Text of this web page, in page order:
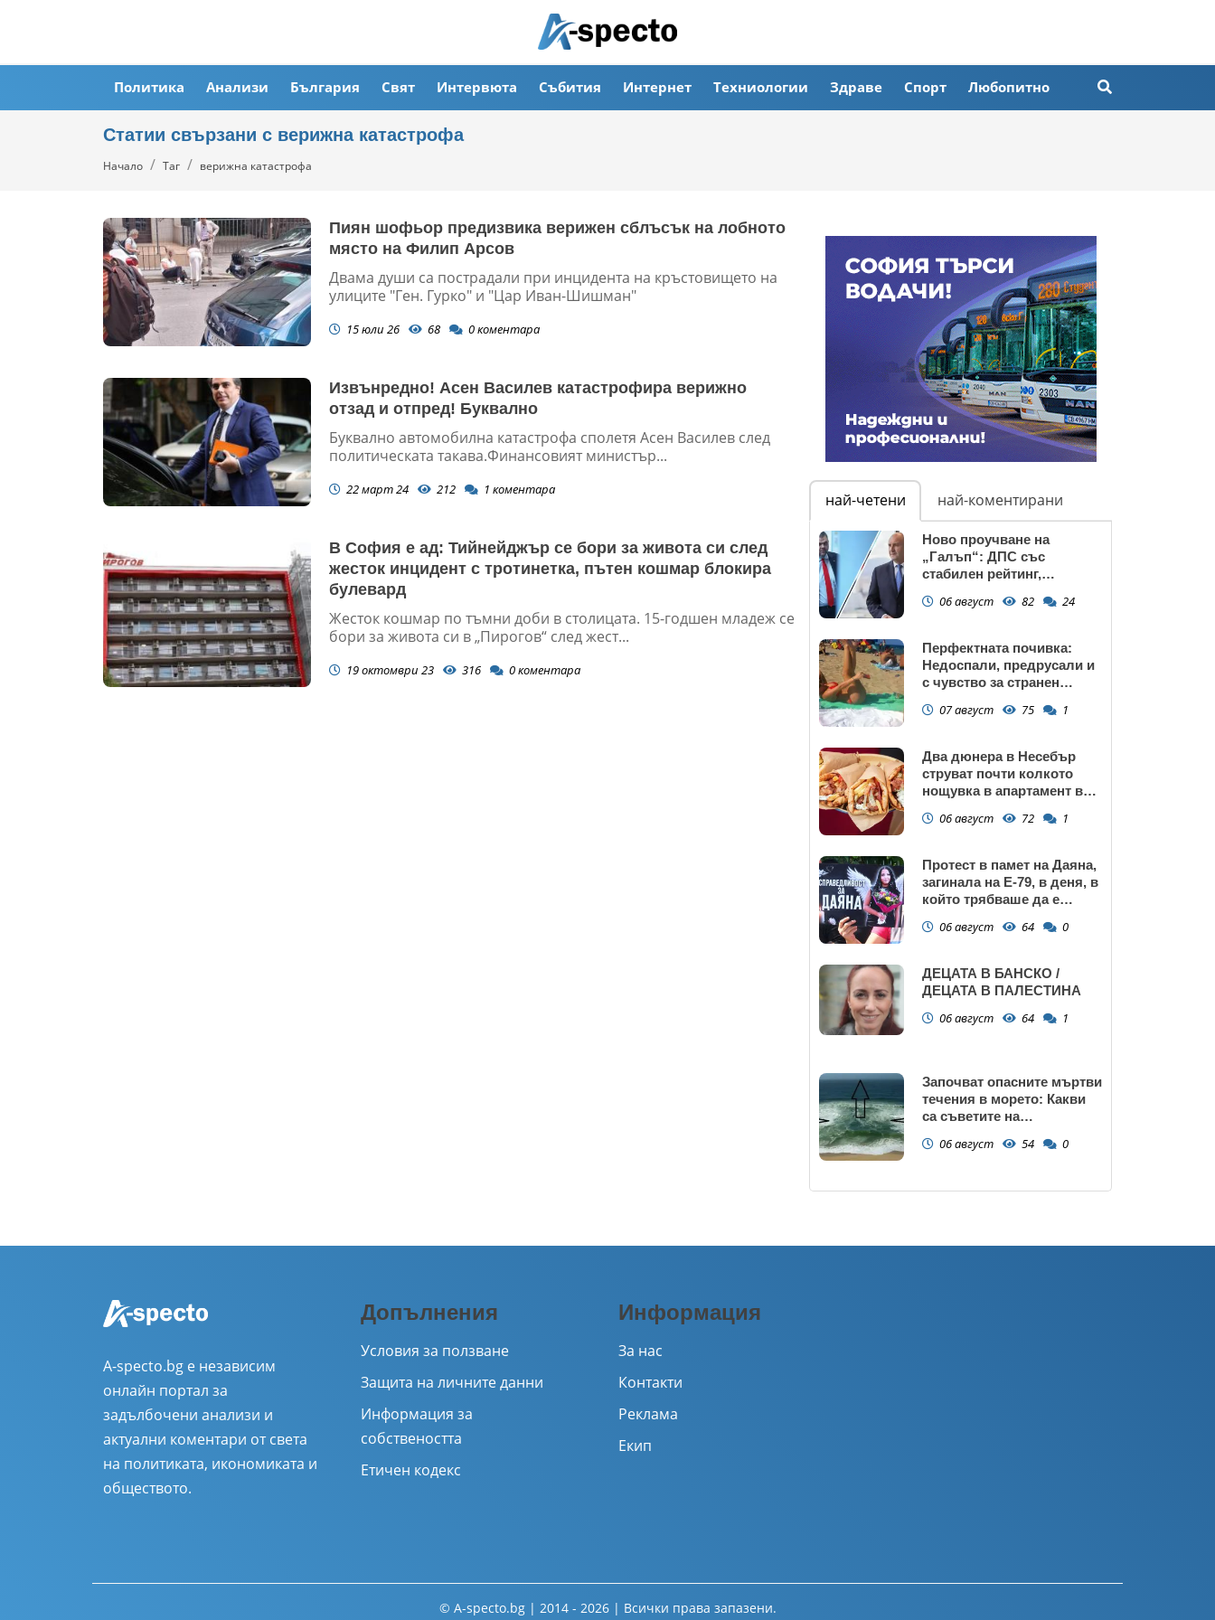
Политика Анализи България Свят Интервюта Събития Интернет Техниологии Здраве Спорт Любопитно
Статии свързани с верижна катастрофа
Начало Таг верижна катастрофа
Пиян шофьор предизвика верижен сблъсък на лобното
място на Филип Арсов
Двама души са пострадали при инцидента на кръстовището на
улиците "Ген. Гурко" и "Цар Иван-Шишман"
15 юли 26 68 0коментара
Извънредно! Асен Василев катастрофира верижно
отзад и отпред! Буквално
Буквално автомобилна катастрофа сполетя Асен Василев след
политическата такава.Финансовият министър...
22 март 24 212 1 коментара
В София е ад: Тийнейджър се бори за живота си след
жесток инцидент с тротинетка, пътен кошмар блокира
булевард
Жесток кошмaр по тъмни доби в столицата. 15-годшен младеж се
бори за живота си в „Пирогов“ след жест...
19 октомври 23 316 0коментара
най-четени най-коментирани
Ново проучване на
„Галъп“: ДПС със
стабилен рейтинг,
запазва
06 август 82 24
Перфектната почивка:
Недоспали, предрусали и
с чувство за странен
07 август 75 1
Два дюнера в Несебър
струват почти колкото
нощувка в апартамент в
06 август 72 1
Протест в памет на Даяна,
загинала на Е-79, в деня, в
който трябваше да е
06 август 64 0
ДЕЦАТА В БАНСКО /
ДЕЦАТА В ПАЛЕСТИНА
06 август 64 1
Започват опасните мъртви
течения в морето: Какви
са съветите на
06 август 54 0
A-specto.bg е независим
онлайн портал за
задълбочени анализи и
актуални коментари от света
на политиката, икономиката и
обществото.
Допълнения
Условия за ползване
Защита на личните данни
Информация за
собствеността
Етичен кодекс
Информация
За нас
Контакти
Реклама
Екип
© A-specto.bg | 2014 - 2026 | Всички права запазени.